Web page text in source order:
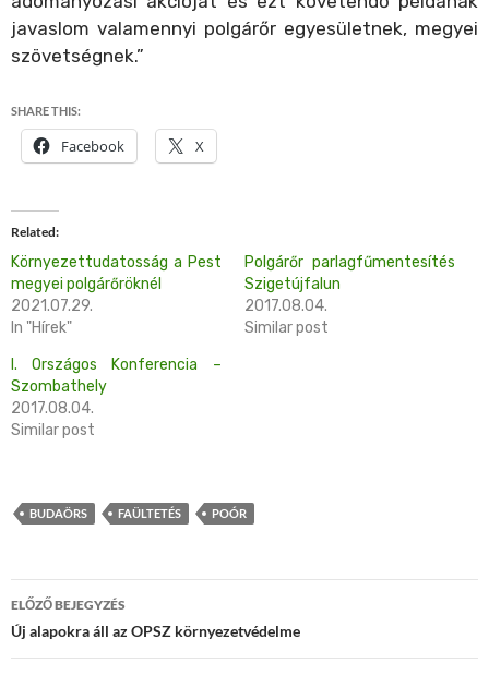
javaslom valamennyi polgárőr egyesületnek, megyei
szövetségnek.”
SHARE THIS:
Facebook X
Related
Környezettudatosság a Pest
megyei polgárőröknél
2021.07.29.
In "Hírek"
Polgárőr parlagfűmentesítés
Szigetújfalun
2017.08.04.
Similar post
I. Országos Konferencia –
Szombathely
2017.08.04.
Similar post
BUDAÖRS FAÜLTETÉS POÓR
Bejegyzés
navigáció
ELŐZŐ BEJEGYZÉS
Új alapokra áll az OPSZ környezetvédelme